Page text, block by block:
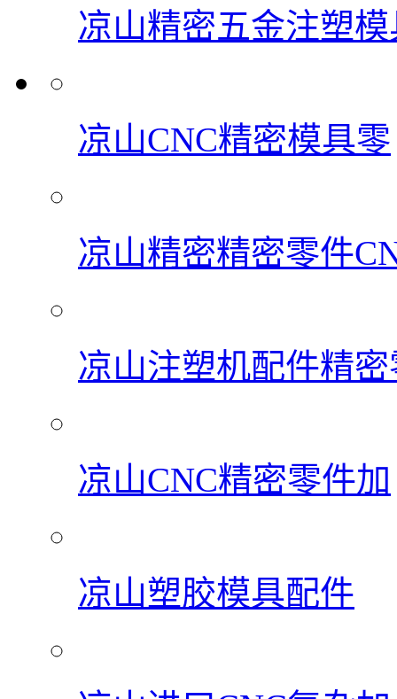
凉山精密五金注塑模
凉山CNC精密模具零
凉山精密精密零件
凉山注塑机配件精密
凉山CNC精密零件加
凉山塑胶模具配件